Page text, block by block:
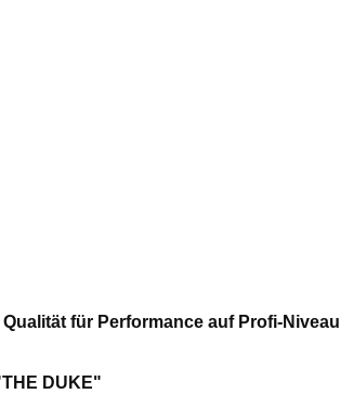
für Performance auf Profi-Niveau
DUKE"